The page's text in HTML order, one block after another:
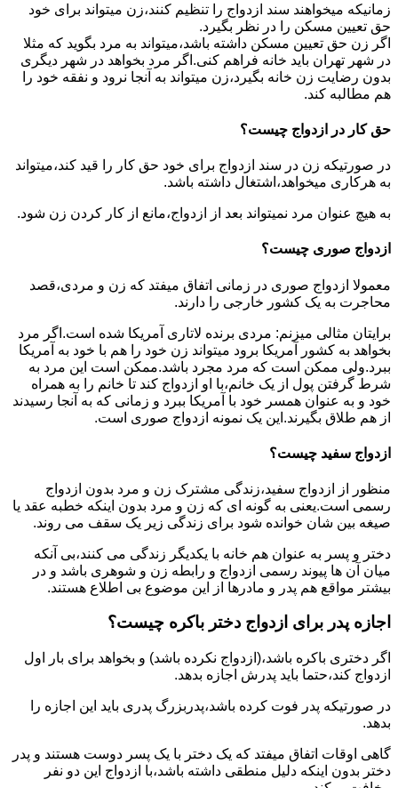
زمانیکه میخواهند سند ازدواج را تنظیم کنند،زن میتواند برای خود
حق تعیین مسکن را در نظر بگیرد.
اگر زن حق تعیین مسکن داشته باشد،میتواند به مرد بگوید که مثلا
در شهر تهران باید خانه فراهم کنی.اگر مرد بخواهد در شهر دیگری
بدون رضایت زن خانه بگیرد،زن میتواند به آنجا نرود و نفقه خود را
هم مطالبه کند.
حق کار در ازدواج چیست؟
در صورتیکه زن در سند ازدواج برای خود حق کار را قید کند،میتواند
به هرکاری میخواهد،اشتغال داشته باشد.
به هیچ عنوان مرد نمیتواند بعد از ازدواج،مانع از کار کردن زن شود.
ازدواج صوری چیست؟
معمولا ازدواج صوری در زمانی اتفاق میفتد که زن و مردی،قصد
محاجرت به یک کشور خارجی را دارند.
برایتان مثالی میزنم: مردی برنده لاتاری آمریکا شده است.اگر مرد
بخواهد به کشور آمریکا برود میتواند زن خود را هم با خود به آمریکا
ببرد.ولی ممکن است که مرد مجرد باشد.ممکن است این مرد به
شرط گرفتن پول از یک خانم،با او ازدواج کند تا خانم را به همراه
خود و به عنوان همسر خود با آمریکا ببرد و زمانی که به آنجا رسیدند
از هم طلاق بگیرند.این یک نمونه ازدواج صوری است.
ازدواج سفید چیست؟
منظور از ازدواج سفید،زندگی مشترک زن و مرد بدون ازدواج
رسمی است.یعنی به گونه ای که زن و مرد بدون اینکه خطبه عقد یا
صیغه بین شان خوانده شود برای زندگی زیر یک سقف می روند.
دختر و پسر به عنوان هم خانه با یکدیگر زندگی می کنند،بی آنکه
میان آن ها پیوند رسمی ازدواج و رابطه زن و شوهری باشد و در
بیشتر مواقع هم پدر و مادرها از این موضوع بی اطلاع هستند.
اجازه پدر برای ازدواج دختر باکره چیست؟
اگر دختری باکره باشد،(ازدواج نکرده باشد) و بخواهد برای بار اول
ازدواج کند،حتما باید پدرش اجازه بدهد.
در صورتیکه پدر فوت کرده باشد،پدربزرگ پدری باید این اجازه را
بدهد.
گاهی اوقات اتفاق میفتد که یک دختر با یک پسر دوست هستند و پدر
دختر بدون اینکه دلیل منطقی داشته باشد،با ازدواج این دو نفر